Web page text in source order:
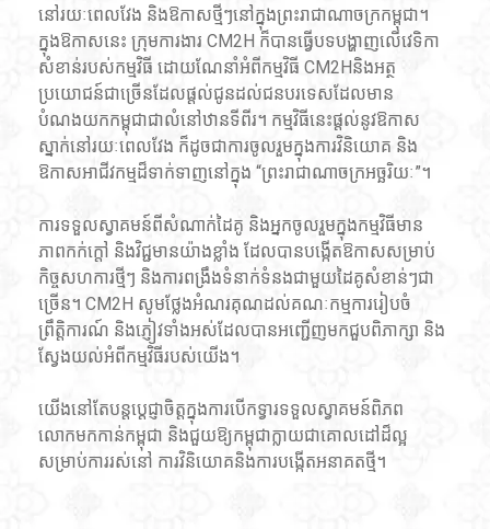
នៅរយៈពេលវែង និងឱកាសថ្មីៗនៅក្នុងព្រះរាជាណាចក្រកម្ពុជា។
ក្នុងឱកាសនេះ ក្រុមការងារ CM2H ក៏បានធ្វើបទបង្ហាញលើវេទិកា
សំខាន់របស់កម្មវិធី ដោយណែនាំអំពីកម្មវិធី CM2Hនិងអត្ថ
ប្រយោជន៍ជាច្រើនដែលផ្តល់ជូនដល់ជនបរទេសដែលមាន
បំណងយកកម្ពុជាជាលំនៅឋានទីពីរ។ កម្មវិធីនេះផ្តល់នូវឱកាស
ស្នាក់នៅរយៈពេលវែង ក៏ដូចជាការចូលរួមក្នុងការវិនិយោគ និង
ឱកាសអាជីវកម្មដ៏ទាក់ទាញនៅក្នុង “ព្រះរាជាណាចក្រអច្ឆរិយៈ”។
ការទទួលស្វាគមន៍ពីសំណាក់ដៃគូ និងអ្នកចូលរួមក្នុងកម្មវិធីមាន
ភាពកក់ក្តៅ និងវិជ្ជមានយ៉ាងខ្លាំង ដែលបានបង្កើតឱកាសសម្រាប់
កិច្ចសហការថ្មីៗ និងការពង្រឹងទំនាក់ទំនងជាមួយដៃគូសំខាន់ៗជា
ច្រើន។ CM2H សូមថ្លែងអំណរគុណដល់គណៈកម្មការរៀបចំ
ព្រឹត្តិការណ៍ និងភ្ញៀវទាំងអស់ដែលបានអញ្ជើញមកជួបពិភាក្សា និង
ស្វែងយល់អំពីកម្មវិធីរបស់យើង។
យើងនៅតែបន្តប្តេជ្ញាចិត្តក្នុងការបើកទ្វារទទួលស្វាគមន៍ពិភព
លោកមកកាន់កម្ពុជា និងជួយឱ្យកម្ពុជាក្លាយជាគោលដៅដ៏ល្អ
សម្រាប់ការរស់នៅ ការវិនិយោគនិងការបង្កើតអនាគតថ្មី។